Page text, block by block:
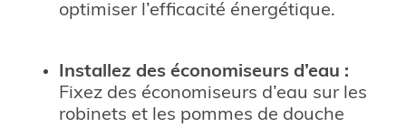
optimiser l’efficacité énergétique.
Installez des économiseurs d’eau :
Fixez des économiseurs d’eau sur les
robinets et les pommes de douche